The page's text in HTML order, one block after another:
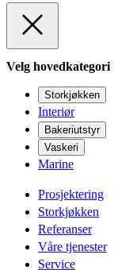
Velg hovedkategori
Storkjøkken
Interiør
Bakeriutstyr
Vaskeri
Marine
Prosjektering
Storkjøkken
Referanser
Våre tjenester
Service